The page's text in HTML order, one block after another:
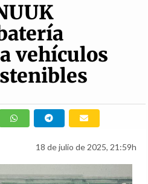
vehículos
18 de julio de 2025, 21:59h